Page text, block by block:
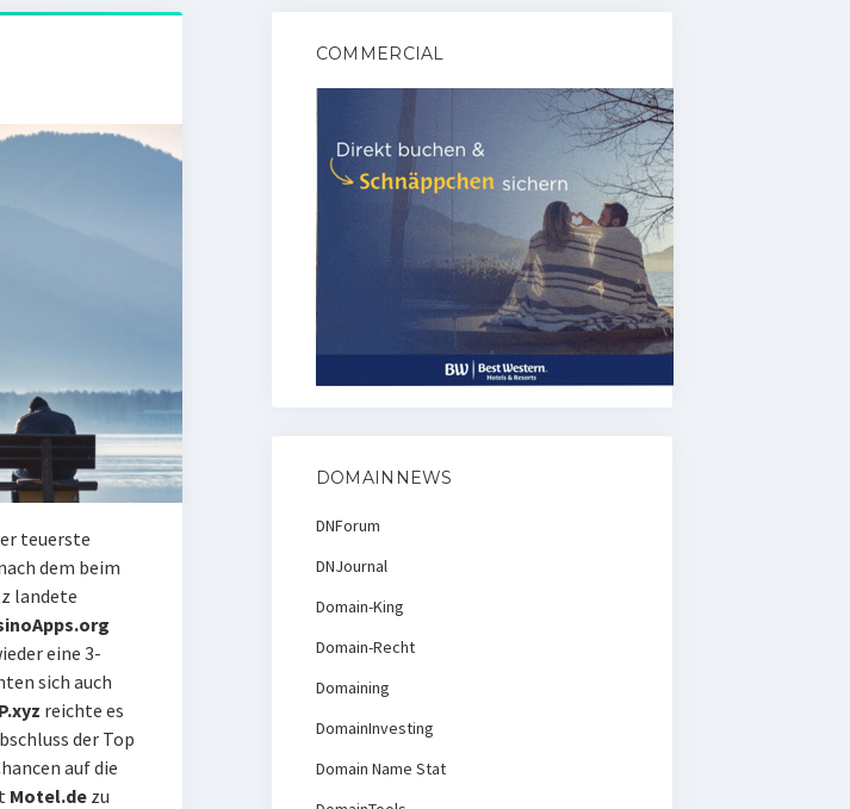
teuerste
dem beim
landete
eine 3-
sich auch
reichte es
der Top
auf die
Motel.dezu
COMMERCIAL
DOMAINNEWS
DNForum
DNJournal
Domain-King
Domain-Recht
Domaining
DomainInvesting
Domain Name Stat